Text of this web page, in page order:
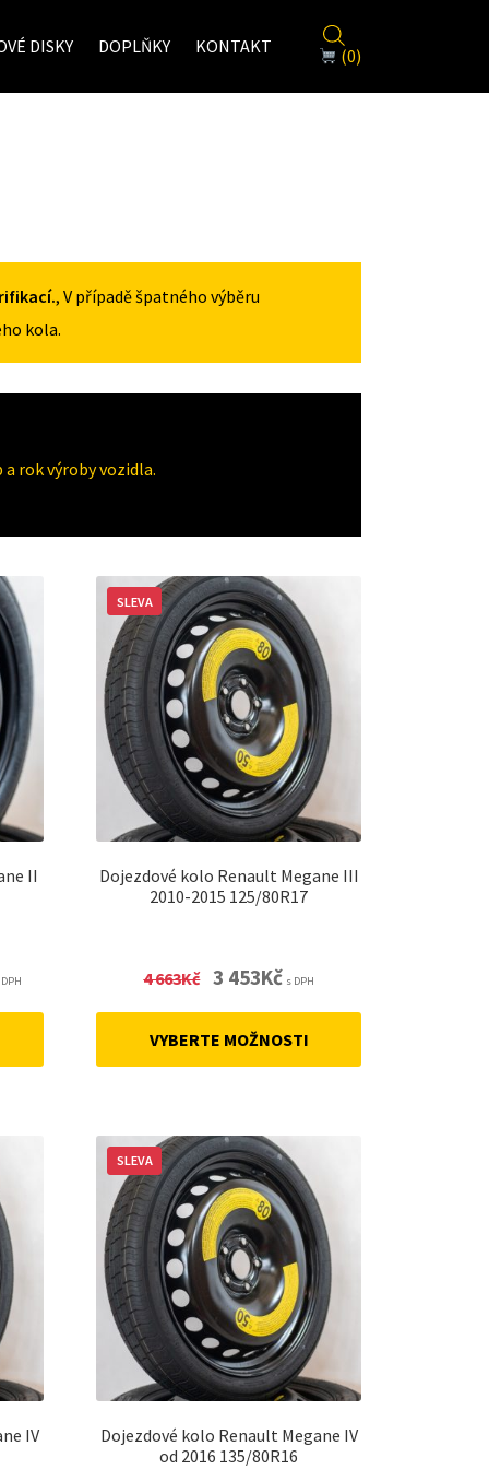
DISKY DOPLŇKY KONTAKT (0)
, V případě špatného výběru
kola.
rok výroby vozidla.
II
Dojezdové kolo Renault Megane III
2010-2015 125/80R17
SLEVA
4 663Kč
Original
4
663Kč.
3 453KčCurrent
3
453Kč.
s DPH
VYBERTE MOŽNOSTI
IV
Dojezdové kolo Renault Megane IV
od 2016 135/80R16
SLEVA